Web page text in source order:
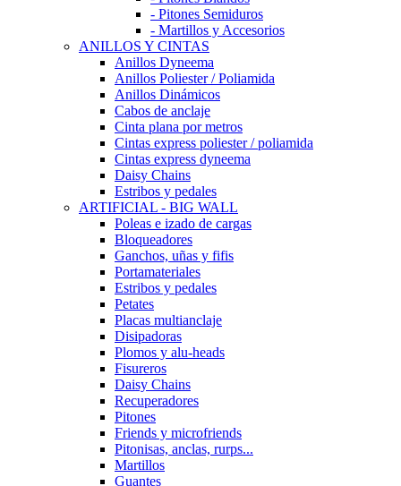
- Pitones Semiduros
- Martillos y Accesorios
ANILLOS Y CINTAS
Anillos Dyneema
Anillos Poliester / Poliamida
Anillos Dinámicos
Cabos de anclaje
Cinta plana por metros
Cintas express poliester / poliamida
Cintas express dyneema
Daisy Chains
Estribos y pedales
ARTIFICIAL - BIG WALL
Poleas e izado de cargas
Bloqueadores
Ganchos, uñas y fifis
Portamateriales
Estribos y pedales
Petates
Placas multianclaje
Disipadoras
Plomos y alu-heads
Fisureros
Daisy Chains
Recuperadores
Pitones
Friends y microfriends
Pitonisas, anclas, rurps...
Martillos
Guantes